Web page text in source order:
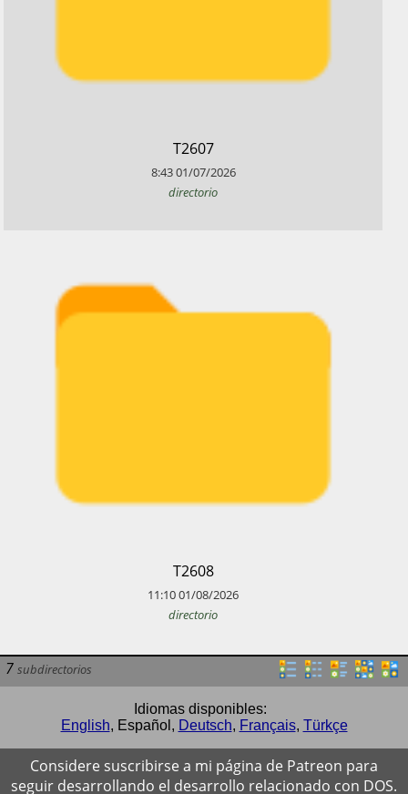
​T2607
8:4301/07/2026
directorio
​T2608
11:1001/08/2026
directorio
7 subdirectorios
Idiomas disponibles:
English, Español , Deutsch, Français, Türkçe
Considere suscribirse a mi página de Patreon para
seguir desarrollando el desarrollo relacionado con DOS.